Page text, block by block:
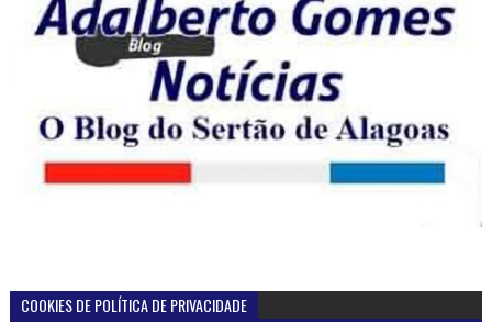
COOKIES DE POLÍTICA DE PRIVACIDADE